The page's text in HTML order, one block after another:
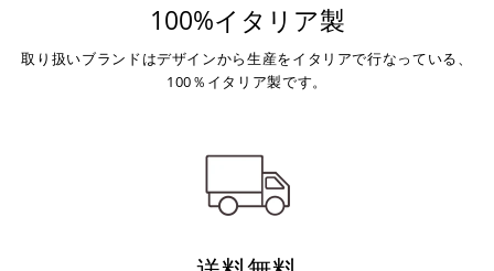
100%イタリア製
取り扱いブランドはデザインから生産をイタリアで行なっている、
100％イタリア製です。